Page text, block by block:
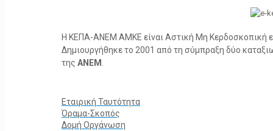
Η ΚΕΠΑ-ΑΝΕΜ ΑΜΚΕ είναι Αστική Μη Κερδοσκοπική
Δημιουργήθηκε το 2001 από τη σύμπραξη δύο
της ΑΝΕΜ
Εταιρική Ταυτότητα
Όραμα-Σκοπός
Δομή Οργάνωση